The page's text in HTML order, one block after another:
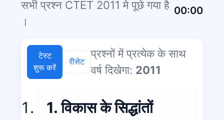
सभी प्रश्न CTET 2011 मे पूछे गया है
।
00:00
टेस्ट
शुरू करें
रीसेट
प्रश्नों में प्रत्येक के साथ
वर्ष दिखेगा: 2011
1. विकास के सिद्धांतों